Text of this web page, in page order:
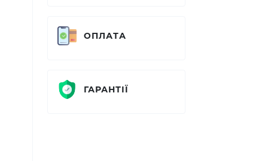
ОПЛАТА
ГАРАНТІЇ